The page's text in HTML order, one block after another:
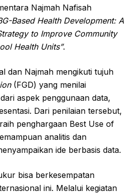
Najmah Nafisah
Based Health Development: A
to Improve Community
Health Units”.
dan Najmah mengikuti tujuh
(FGD) yang menilai
aspek penggunaan data,
Dari penilaian tersebut,
penghargaan Best Use of
analitis dan
ide berbasis data.
bisa berkesempatan
ini. Melalui kegiatan